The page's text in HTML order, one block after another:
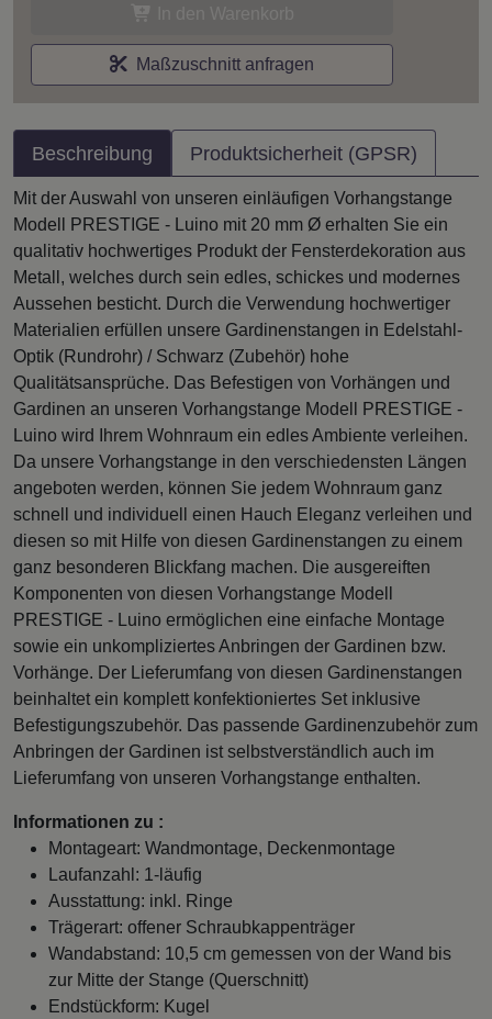
Maßzuschnitt anfragen
Beschreibung Produktsicherheit (GPSR)
Mit der Auswahl von unseren einläufigen Vorhangstange
Modell PRESTIGE - Luino mit 20 mm Ø erhalten Sie ein
qualitativ hochwertiges Produkt der Fensterdekoration aus
Metall, welches durch sein edles, schickes und modernes
Aussehen besticht. Durch die Verwendung hochwertiger
Materialien erfüllen unsere Gardinenstangen in Edelstahl-
Optik (Rundrohr) / Schwarz (Zubehör) hohe
Qualitätsansprüche. Das Befestigen von Vorhängen und
Gardinen an unseren Vorhangstange Modell PRESTIGE -
Luino wird Ihrem Wohnraum ein edles Ambiente verleihen.
Da unsere Vorhangstange in den verschiedensten Längen
angeboten werden, können Sie jedem Wohnraum ganz
schnell und individuell einen Hauch Eleganz verleihen und
diesen so mit Hilfe von diesen Gardinenstangen zu einem
ganz besonderen Blickfang machen. Die ausgereiften
Komponenten von diesen Vorhangstange Modell
PRESTIGE - Luino ermöglichen eine einfache Montage
sowie ein unkompliziertes Anbringen der Gardinen bzw.
Vorhänge. Der Lieferumfang von diesen Gardinenstangen
beinhaltet ein komplett konfektioniertes Set inklusive
Befestigungszubehör. Das passende Gardinenzubehör zum
Anbringen der Gardinen ist selbstverständlich auch im
Lieferumfang von unseren Vorhangstange enthalten.
Informationen zu :
Montageart: Wandmontage, Deckenmontage
Laufanzahl: 1-läufig
Ausstattung: inkl. Ringe
Trägerart: offener Schraubkappenträger
Wandabstand: 10,5 cm gemessen von der Wand bis
zur Mitte der Stange (Querschnitt)
Endstückform: Kugel